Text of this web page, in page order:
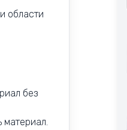
области
без
материал.